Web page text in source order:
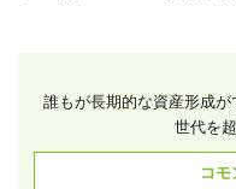
誰もが長期的な資産形成が
世代を
コ